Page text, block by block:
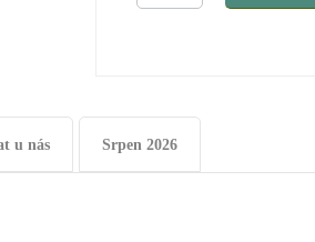
u nás Srpen 2026